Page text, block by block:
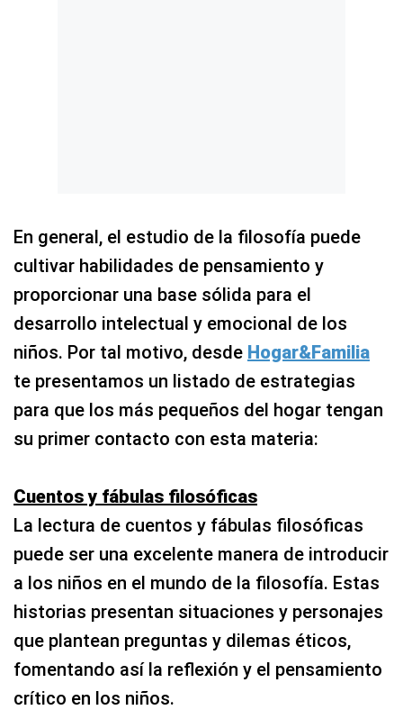
En general, el estudio de la filosofía puede
cultivar habilidades de pensamiento y
proporcionar una base sólida para el
desarrollo intelectual y emocional de los
niños. Por tal motivo, desde Hogar&Familia
te presentamos un listado de estrategias
para que los más pequeños del hogar tengan
su primer contacto con esta materia:
Cuentos y fábulas filosóficas
La lectura de cuentos y fábulas filosóficas
puede ser una excelente manera de introducir
a los niños en el mundo de la filosofía. Estas
historias presentan situaciones y personajes
que plantean preguntas y dilemas éticos,
fomentando así la reflexión y el pensamiento
crítico en los niños.